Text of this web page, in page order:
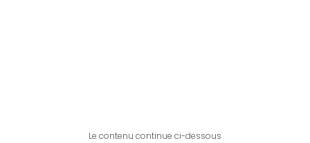
Le contenu continue ci-dessous